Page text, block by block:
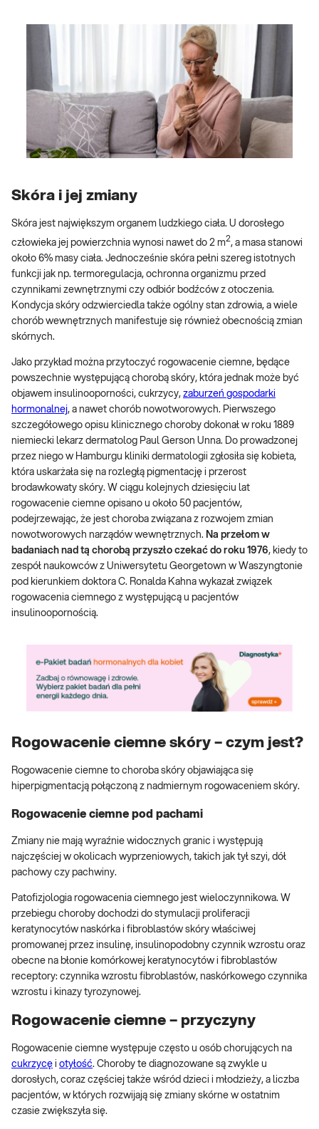
Skóra i jej zmiany
Skóra jest największym organem ludzkiego ciała. U dorosłego
człowieka jej powierzchnia wynosi nawet do 2 m2, a masa stanowi
około 6% masy ciała. Jednocześnie skóra pełni szereg istotnych
funkcji jak np. termoregulacja, ochronna organizmu przed
czynnikami zewnętrznymi czy odbiór bodźców z otoczenia.
Kondycja skóry odzwierciedla także ogólny stan zdrowia, a wiele
chorób wewnętrznych manifestuje się również obecnością zmian
skórnych.
Jako przykład można przytoczyć rogowacenie ciemne, będące
powszechnie występującą chorobą skóry, która jednak może być
objawem insulinooporności, cukrzycy, zaburzeń gospodarki
hormonalnej, a nawet chorób nowotworowych. Pierwszego
szczegółowego opisu klinicznego choroby dokonał w roku 1889
niemiecki lekarz dermatolog Paul Gerson Unna. Do prowadzonej
przez niego w Hamburgu kliniki dermatologii zgłosiła się kobieta,
która uskarżała się na rozległą pigmentację i przerost
brodawkowaty skóry. W ciągu kolejnych dziesięciu lat
rogowacenie ciemne opisano u około 50 pacjentów,
podejrzewając, że jest choroba związana z rozwojem zmian
nowotworowych narządów wewnętrznych. Na przełom w
badaniach nad tą chorobą przyszło czekać do roku 1976, kiedy to
zespół naukowców z Uniwersytetu Georgetown w Waszyngtonie
pod kierunkiem doktora C. Ronalda Kahna wykazał związek
rogowacenia ciemnego z występującą u pacjentów
insulinoopornością.
Rogowacenie ciemne skóry – czym jest?
Rogowacenie ciemne to choroba skóry objawiająca się
hiperpigmentacją połączoną z nadmiernym rogowaceniem skóry.
Rogowacenie ciemne pod pachami
Zmiany nie mają wyraźnie widocznych granic i występują
najczęściej w okolicach wyprzeniowych, takich jak tył szyi, dół
pachowy czy pachwiny.
Patofizjologia rogowacenia ciemnego jest wieloczynnikowa. W
przebiegu choroby dochodzi do stymulacji proliferacji
keratynocytów naskórka i fibroblastów skóry właściwej
promowanej przez insulinę, insulinopodobny czynnik wzrostu oraz
obecne na błonie komórkowej keratynocytów i fibroblastów
receptory: czynnika wzrostu fibroblastów, naskórkowego czynnika
wzrostu i kinazy tyrozynowej.
Rogowacenie ciemne – przyczyny
Rogowacenie ciemne występuje często u osób chorujących na
cukrzycę i otyłość. Choroby te diagnozowane są zwykle u
dorosłych, coraz częściej także wśród dzieci i młodzieży, a liczba
pacjentów, w których rozwijają się zmiany skórne w ostatnim
czasie zwiększyła się.